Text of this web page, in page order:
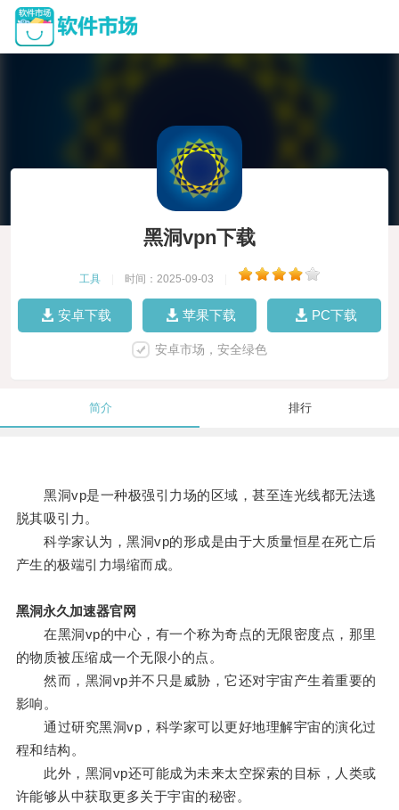
黑洞vpn下载
工具 时间：2025-09-03
安卓下载 苹果下载 PC下载
安卓市场，安全绿色
简介 排行
黑洞vp是一种极强引力场的区域，甚至连光线都无法逃
脱其吸引力。
科学家认为，黑洞vp的形成是由于大质量恒星在死亡后
产生的极端引力塌缩而成。
黑洞永久加速器官网
在黑洞vp的中心，有一个称为奇点的无限密度点，那里
的物质被压缩成一个无限小的点。
然而，黑洞vp并不只是威胁，它还对宇宙产生着重要的
影响。
通过研究黑洞vp，科学家可以更好地理解宇宙的演化过
程和结构。
此外，黑洞vp还可能成为未来太空探索的目标，人类或
许能够从中获取更多关于宇宙的秘密。